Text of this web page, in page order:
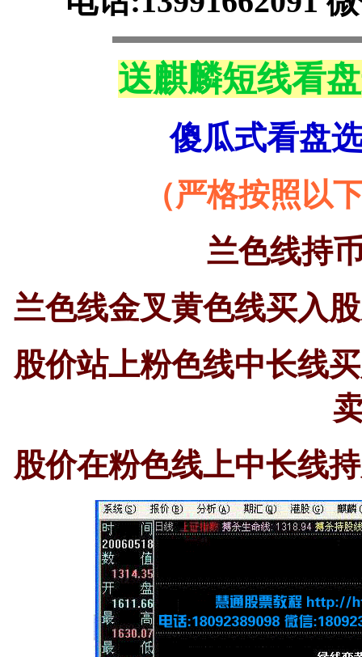
送麒麟短线看
傻瓜式看盘
（严格按照以
兰色线持
兰色线金叉黄色线买入
股价站上粉色线中长线
股价在粉色线上中长线